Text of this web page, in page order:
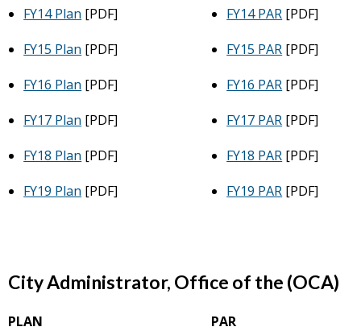
FY14 Plan [PDF] FY14 PAR [PDF]
FY15 Plan [PDF] FY15 PAR [PDF]
FY16 Plan [PDF] FY16 PAR [PDF]
FY17 Plan [PDF] FY17 PAR [PDF]
FY18 Plan [PDF] FY18 PAR [PDF]
FY19 Plan [PDF] FY19 PAR [PDF]
City Administrator, Office of the (OCA)
PLAN
PAR